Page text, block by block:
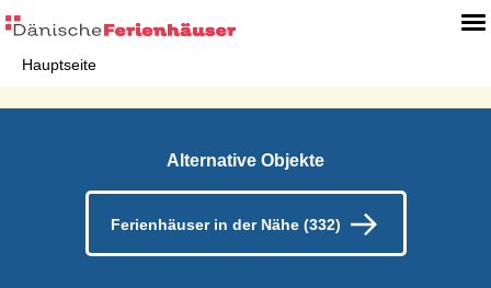
Hauptseite
Alternative Objekte
Ferienhäuser in der Nähe (332)